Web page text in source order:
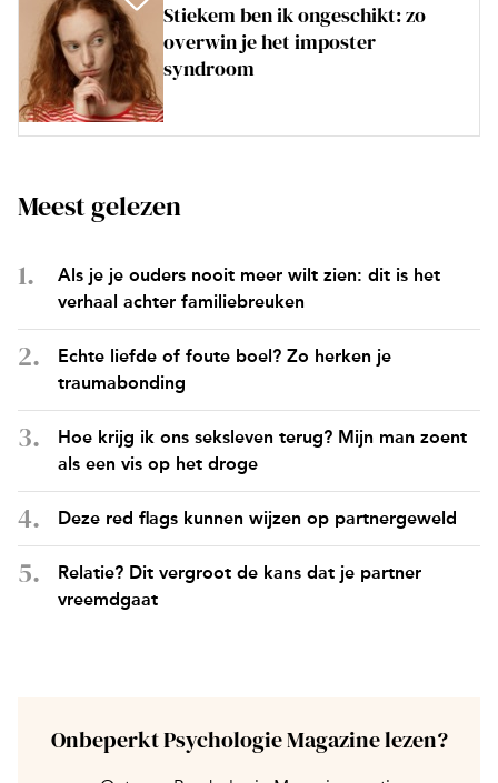
Stiekem ben ik ongeschikt: zo
overwin je het imposter
syndroom
Meest gelezen
Als je je ouders nooit meer wilt zien: dit is het
verhaal achter familiebreuken
Echte liefde of foute boel? Zo herken je
traumabonding
Hoe krijg ik ons seksleven terug? Mijn man zoent
als een vis op het droge
Deze red flags kunnen wijzen op partnergeweld
Relatie? Dit vergroot de kans dat je partner
vreemdgaat
Onbeperkt Psychologie Magazine lezen?